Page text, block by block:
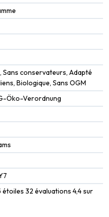
Sans conservateurs, Adapté
Biologique, Sans OGM
Öko-Verordnung
étoiles 32 évaluations 4,4 sur